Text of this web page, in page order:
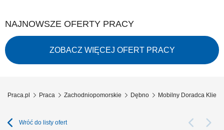
NAJNOWSZE OFERTY PRACY
ZOBACZ WIĘCEJ OFERT PRACY
Praca.pl Praca Zachodniopomorskie Dębno Mobilny Doradca
Wróć do listy ofert